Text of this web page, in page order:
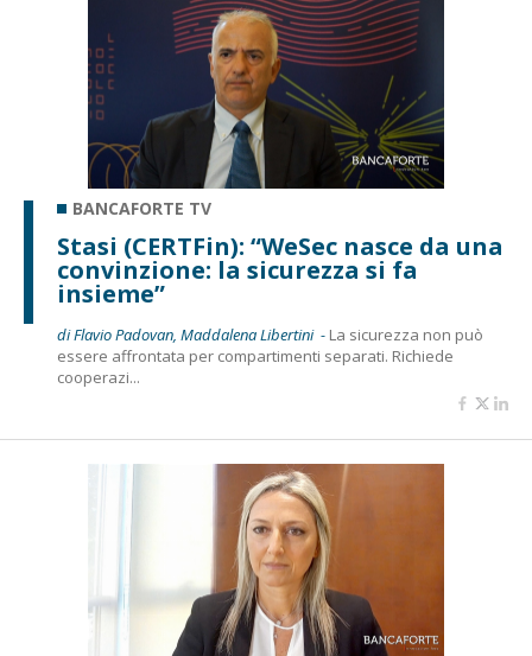
BANCAFORTE TV
Stasi (CERTFin): “WeSec nasce da una
convinzione: la sicurezza si fa
insieme”
di Flavio Padovan, Maddalena Libertini - La sicurezza non può
essere affrontata per compartimenti separati. Richiede
cooperazi...